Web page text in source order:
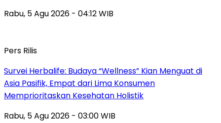
Rabu, 5 Agu 2026 - 04:12 WIB
Pers Rilis
Survei Herbalife: Budaya “Wellness” Kian Menguat di
Asia Pasifik, Empat dari Lima Konsumen
Memprioritaskan Kesehatan Holistik
Rabu, 5 Agu 2026 - 03:00 WIB